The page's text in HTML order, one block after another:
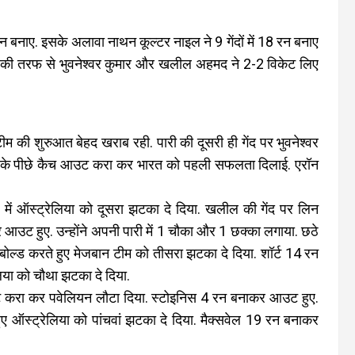
इसके अलावा नाथन कूल्टर नाइल ने 9 गेंदों में 18 रन बनाए
की तरफ से भुवनेश्वर कुमार और खलील अहमद ने 2-2 विकेट लिए
की शुरुआत बेहद खराब रही. पारी की दूसरी ही गेंद पर भुवनेश्वर
पीछे कैच आउट करा कर भारत को पहली सफलता दिलाई. एरॉन
को दूसरा झटका दे दिया. खलील की गेंद पर लिन
हुए. उन्होंने अपनी पारी में 1 चौका और 1 छक्का लगाया. छठे
करते हुए मेजबान टीम को तीसरा झटका दे दिया. शॉर्ट 14 रन
को चौथा झटका दे दिया.
कर पवेलियन लौटा दिया. स्टोइनिस 4 रन बनाकर आउट हुए.
को पांचवां झटका दे दिया. मैक्सवेल 19 रन बनाकर